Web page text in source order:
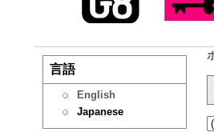
言語
English
Japanese